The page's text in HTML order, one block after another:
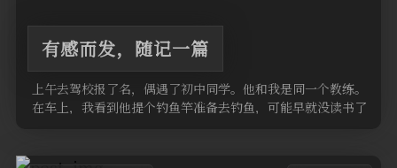
有感而发，随记一篇
上午去驾校报了名，偶遇了初中同学。他和我是同一个教练。
在车上，我看到他提个钓鱼竿准备去钓鱼，可能早就没读书了